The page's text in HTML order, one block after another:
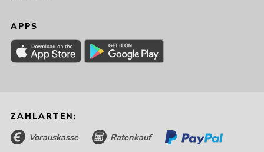
APPS
ZAHLARTEN:
Vorauskasse Ratenkauf